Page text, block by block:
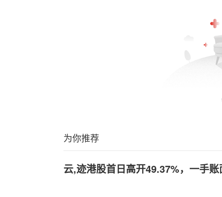
为你推荐
云,迹港股首日高开49.37%，一手